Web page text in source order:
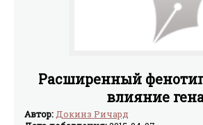
Расширенный
влияние
Автор:Докинз Ричард